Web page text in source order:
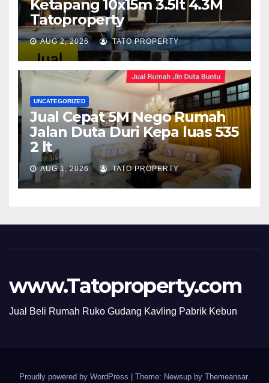
Ketapang 10x15m 3.5lt 4.3M
Tatoproperty
AUG 2, 2026 TATO PROPERTY
UNCATEGORIZED
Jual Cepat 5M Nego Rumah
Jalan Duta Duri Kepa luas 535
2 lt
AUG 1, 2026 TATO PROPERTY
www.Tatoproperty.com
Jual Beli Rumah Ruko Gudang Kavling Pabrik Kebun
Proudly powered by WordPress Theme: Newsup by Themeansar.